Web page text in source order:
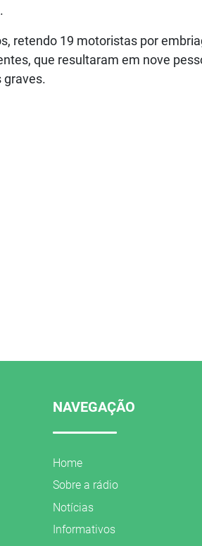
retendo 19 motoristas por
que resultaram em nove
graves.
NAVEGAÇÃO
Home
Sobre a rádio
Notícias
Informativos